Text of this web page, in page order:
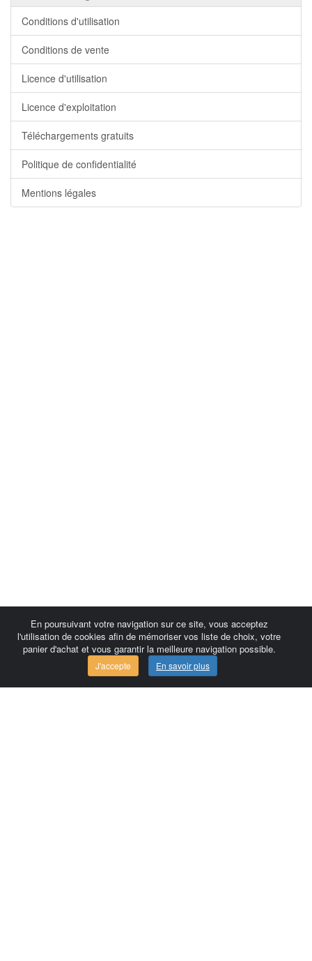
Conditions d'utilisation
Conditions de vente
Licence d'utilisation
Licence d'exploitation
Téléchargements gratuits
Politique de confidentialité
Mentions légales
En poursuivant votre navigation sur ce site, vous acceptez
l'utilisation de cookies afin de mémoriser vos liste de choix, votre
panier d'achat et vous garantir la meilleure navigation possible.
J'accepte En savoir plus